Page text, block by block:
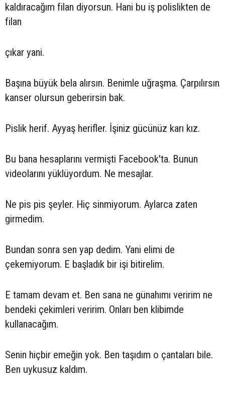
kaldıracağım filan diyorsun. Hani bu iş polislikten de
filan
çıkar yani.
Başına büyük bela alırsın. Benimle uğraşma. Çarpılırsın
kanser olursun geberirsin bak.
Pislik herif. Ayyaş herifler. İşiniz gücünüz karı kız.
Bu bana hesaplarını vermişti Facebook'ta. Bunun
videolarını yüklüyordum. Ne mesajlar.
Ne pis pis şeyler. Hiç sinmiyorum. Aylarca zaten
girmedim.
Bundan sonra sen yap dedim. Yani elimi de
çekemiyorum. E başladık bir işi bitirelim.
E tamam devam et. Ben sana ne günahımı veririm ne
bendeki çekimleri veririm. Onları ben klibimde
kullanacağım.
Senin hiçbir emeğin yok. Ben taşıdım o çantaları bile.
Ben uykusuz kaldım.